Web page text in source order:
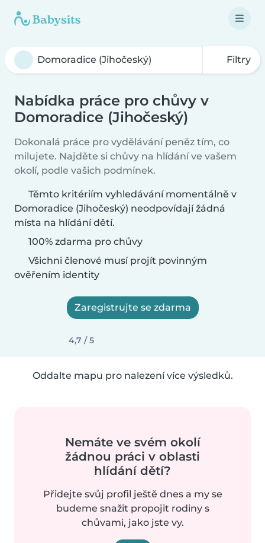
Filtry
Nabídka práce pro chůvy v
Domoradice (Jihočeský)
Dokonalá práce pro vydělávání peněz tím, co
milujete. Najděte si chůvy na hlídání ve vašem
okolí, podle vašich podmínek.
Těmto kritériím vyhledávání momentálně v
Domoradice (Jihočeský) neodpovídají žádná
místa na hlídání dětí.
100% zdarma pro chůvy
Všichni členové musí projít povinným
ověřením identity
Zaregistrujte se zdarma
4,7 / 5
Oddalte mapu pro nalezení více výsledků.
Nemáte ve svém okolí
žádnou práci v oblasti
hlídání dětí?
Přidejte svůj profil ještě dnes a my se
budeme snažit propojit rodiny s
chůvami, jako jste vy.